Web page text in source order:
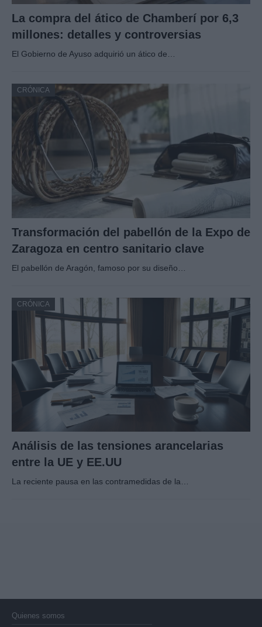
La compra del ático de Chamberí por 6,3
millones: detalles y controversias
El Gobierno de Ayuso adquirió un ático de…
CRÓNICA
Transformación del pabellón de la Expo de
Zaragoza en centro sanitario clave
El pabellón de Aragón, famoso por su diseño…
CRÓNICA
Análisis de las tensiones arancelarias
entre la UE y EE.UU
La reciente pausa en las contramedidas de la…
Quienes somos